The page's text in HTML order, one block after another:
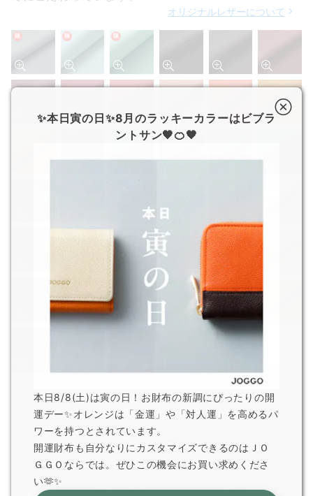
オリジナルレザーについて
限 限 限
コンセプト
環境・人に配慮し、次世代により良い地球をつなぐ商品を。ジ
ョッゴのアイテムは、そんな背景から生まれました。
✨本日寅の日✨8月のラッキーカラーはビブラ
ントサン🧡🍊🧡
本日8/8(土)は寅の日！お財布の新調にぴったりの開
運デー✨オレンジは「金運」や「対人運」を高めるパ
ワーを持つとされています。
開運財布も自分なりにカスタマイズできるのはＪＯ
ＧＧＯならでは。ぜひこの機会にお買い求めくださ
い🫶✨